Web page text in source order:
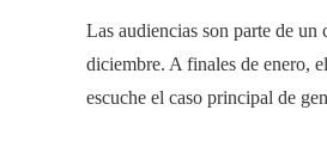
Las audiencias son parte de un
diciembre. A finales de enero,
escuche el caso principal de